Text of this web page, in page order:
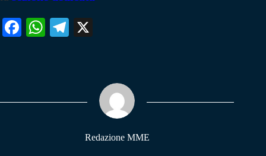
Fa W
pp
Te
m
Redazione MME